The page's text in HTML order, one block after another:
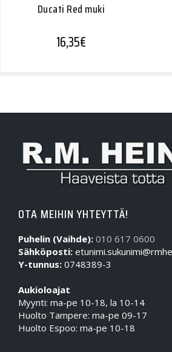
Ducati Red muki
16,35€
OTA MEIHIN YHTEYTTÄ!
Puhelin (Vaihde): 010 617 0600
Sähköposti:
Y-tunnus: 0748389-3
Aukioloajat
Myynti: ma-pe 10-18, la 10-14
Huolto Tampere: ma-pe 09-17
Huolto Espoo: ma-pe 10-18